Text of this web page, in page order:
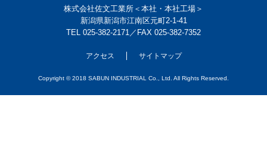
株式会社佐文工業所＜本社・本社⼯場＞
新潟県新潟市江南区元町2-1-41
TEL 025-382-2171／FAX 025-382-7352
アクセス サイトマップ
Copyright © 2018 SABUN INDUSTRIAL Co., Ltd. All Rights Reserved.